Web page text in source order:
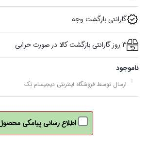
گارانتی بازگشت وجه
3 روز گارانتی بازگشت کالا در صورت خرابی
ناموجود
ارسال توسط فروشگاه اینترنتی دیجیسام تِک
اطلاع رسانی پیامکی